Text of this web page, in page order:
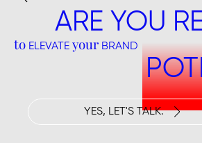
Unsere Promotion-Ideen sind
box und pushen Ihre
ARE YOU
to ELEVATE your BRAND
YES, LET'S TALK.